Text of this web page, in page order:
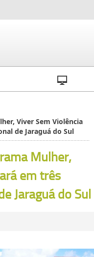
Viver Sem Violência
de Jaraguá do Sul
Mulher,
em três
Jaraguá do Sul